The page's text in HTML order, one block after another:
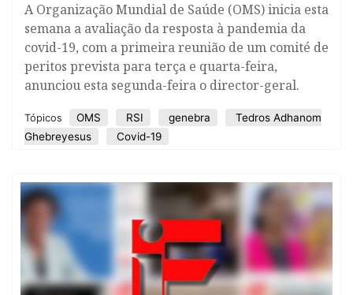
A Organização Mundial de Saúde (OMS) inicia esta
semana a avaliação da resposta à pandemia da
covid-19, com a primeira reunião de um comité de
peritos prevista para terça e quarta-feira,
anunciou esta segunda-feira o director-geral.
Tópicos OMS RSI genebra
Tedros Adhanom
Ghebreyesus
Covid-19